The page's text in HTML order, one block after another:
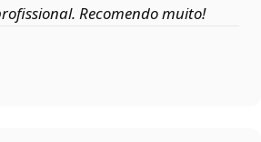
Recomendo muito!